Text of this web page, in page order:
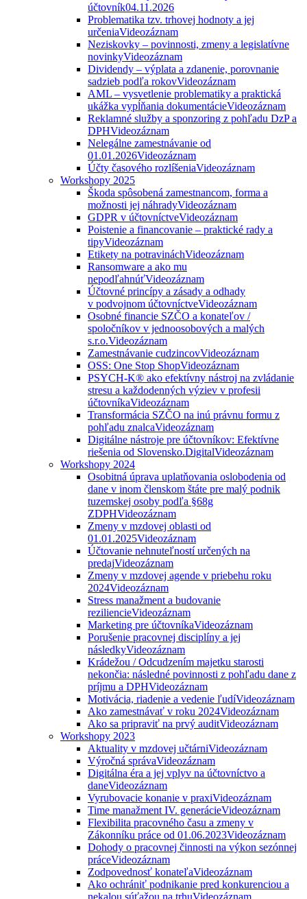
účtovník04.11.2026
Problematika tzv. trhovej hodnoty a jej
určeniaVideozáznam
Neziskovky – povinnosti, zmeny a legislatívne
novinkyVideozáznam
Dividendy – výplata a zdanenie, porovnanie
sadzieb podľa rokovVideozáznam
AML – vysvetlenie problematiky a praktická
ukážka vypĺňania dokumentácieVideozáznam
Reklamné služby a sponzoring z pohľadu DzP a
DPHVideozáznam
Nelegálne zamestnávanie od
01.01.2026Videozáznam
Účty časového rozlíšeniaVideozáznam
Workshopy 2025
Škoda spôsobená zamestnancom, forma a
možnosti jej náhradyVideozáznam
GDPR v účtovníctveVideozáznam
Poistenie a financovanie – praktické rady a
tipyVideozáznam
Etikety na potravináchVideozáznam
Ransomware a ako mu
nepodľahnúťVideozáznam
Účtovné princípy a zásady a odhady
v podvojnom účtovníctveVideozáznam
Osobné financie SZČO a konateľov /
spoločníkov v jednoosobových a malých
s.r.o.Videozáznam
Zamestnávanie cudzincovVideozáznam
OSS: One Stop ShopVideozáznam
PSYCH-K® ako efektívny nástroj na zvládanie
stresu a každodenných výziev v profesii
účtovníkaVideozáznam
Transformácia SZČO na inú právnu formu z
pohľadu znalcaVideozáznam
Digitálne nástroje pre účtovníkov: Efektívne
riešenia od Slovensko.DigitalVideozáznam
Workshopy 2024
Osobitná úprava uplatňovania oslobodenia od
dane v inom členskom štáte pre malý podnik
tuzemskej osoby podľa §68g
ZDPHVideozáznam
Zmeny v mzdovej oblasti od
01.01.2025Videozáznam
Účtovanie nehnuteľností určených na
predajVideozáznam
Zmeny v mzdovej agende v priebehu roku
2024Videozáznam
Stress manažment a budovanie
reziliencieVideozáznam
Marketing pre účtovníkaVideozáznam
Porušenie pracovnej disciplíny a jej
následkyVideozáznam
Krádežou / Odcudzením majetku starosti
nekončia: následné povinnosti z pohľadu dane z
príjmu a DPHVideozáznam
Motivácia, riadenie a vedenie ľudíVideozáznam
Ako zamestnávať v roku 2024Videozáznam
Ako sa pripraviť na prvý auditVideozáznam
Workshopy 2023
Aktuality v mzdovej učtárniVideozáznam
Výročná správaVideozáznam
Digitálna éra a jej vplyv na účtovníctvo a
daneVideozáznam
Vyrubovacie konanie v praxiVideozáznam
Time manažment IV. generácieVideozáznam
Flexibilita pracovného času a zmeny v
Zákonníku práce od 01.06.2023Videozáznam
Dohody o pracovnej činnosti na výkon sezónnej
práceVideozáznam
Zodpovednosť konateľaVideozáznam
Ako ochrániť podnikanie pred konkurenciou a
nekalou súťažou na trhuVideozáznam